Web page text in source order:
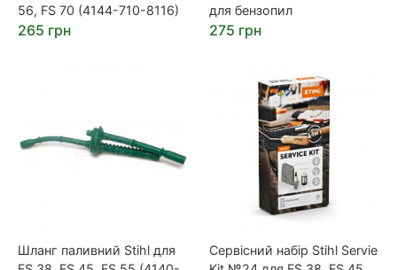
56, FS 70 (4144-710-8116)
265 грн
для бензопил
275 грн
Шланг паливний Stihl для
Сервісний набір Stihl Servie